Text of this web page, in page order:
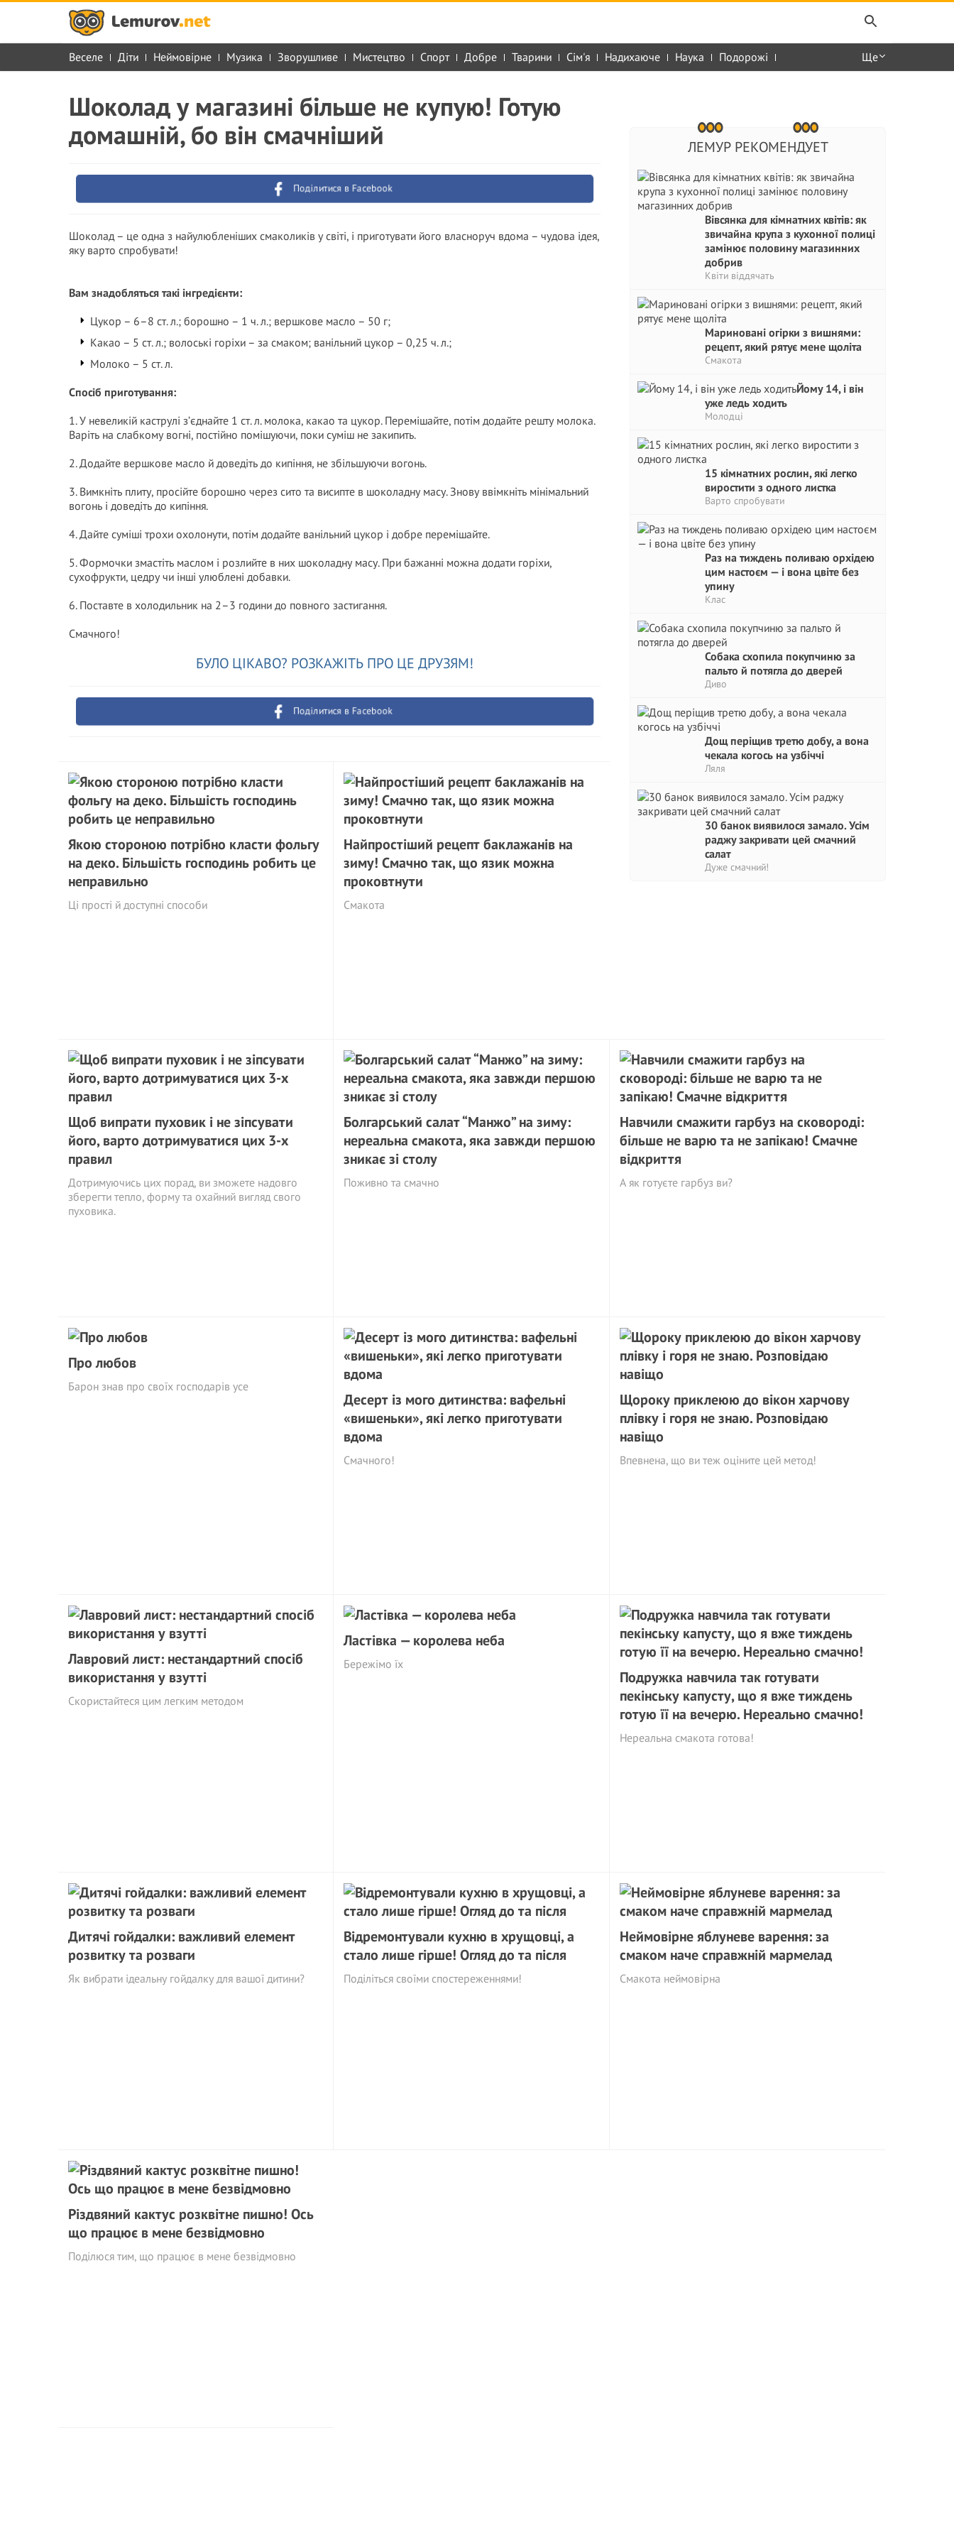
Веселе Діти Неймовірне Музика Зворушливе Мистецтво Спорт Добре Тварини Сім'я Надихаюче Наука Подорожі Ще
ЛЕМУР РЕКОМЕНДУЕТ
Вівсянка для кімнатних квітів: як
звичайна крупа з кухонної полиці
замінює половину магазинних
добрив
Квіти віддячать
Мариновані огірки з вишнями:
рецепт, який рятує мене щоліта
Смакота
Йому 14, і він
уже ледь ходить
Молодці
15 кімнатних рослин, які легко
виростити з одного листка
Варто спробувати
Раз на тиждень поливаю орхідею
цим настоєм — і вона цвіте без
упину
Клас
Собака схопила покупчиню за
пальто й потягла до дверей
Диво
Дощ періщив третю добу, а вона
чекала когось на узбіччі
Ляля
30 банок виявилося замало. Усім
раджу закривати цей смачний
салат
Дуже смачний!
Шоколад у магазині більше не купую! Готую
домашній, бо він смачніший
Поділитися в Facebook
Шоколад – це одна з найулюбленіших смаколиків у світі, і приготувати його власноруч вдома – чудова ідея,
яку варто спробувати!
Вам знадобляться такі інгредієнти:
Цукор – 6–8 ст. л.; борошно – 1 ч. л.; вершкове масло – 50 г;
Какао – 5 ст. л.; волоські горіхи – за смаком; ванільний цукор – 0,25 ч. л.;
Молоко – 5 ст. л.
Спосіб приготування:
1. У невеликій каструлі з’єднайте 1 ст. л. молока, какао та цукор. Перемішайте, потім додайте решту молока.
Варіть на слабкому вогні, постійно помішуючи, поки суміш не закипить.
2. Додайте вершкове масло й доведіть до кипіння, не збільшуючи вогонь.
3. Вимкніть плиту, просійте борошно через сито та висипте в шоколадну масу. Знову ввімкніть мінімальний
вогонь і доведіть до кипіння.
4. Дайте суміші трохи охолонути, потім додайте ванільний цукор і добре перемішайте.
5. Формочки змастіть маслом і розлийте в них шоколадну масу. При бажанні можна додати горіхи,
сухофрукти, цедру чи інші улюблені добавки.
6. Поставте в холодильник на 2–3 години до повного застигання.
Смачного!
БУЛО ЦІКАВО? РОЗКАЖІТЬ ПРО ЦЕ ДРУЗЯМ!
Поділитися в Facebook
Якою стороною потрібно класти фольгу
на деко. Більшість господинь робить це
неправильно
Ці прості й доступні способи
Найпростіший рецепт баклажанів на
зиму! Смачно так, що язик можна
проковтнути
Смакота
Щоб випрати пуховик і не зіпсувати
його, варто дотримуватися цих 3-х
правил
Дотримуючись цих порад, ви зможете надовго
зберегти тепло, форму та охайний вигляд свого
пуховика.
Болгарський салат “Манжо” на зиму:
нереальна смакота, яка завжди першою
зникає зі столу
Поживно та смачно
Навчили смажити гарбуз на сковороді:
більше не варю та не запікаю! Смачне
відкриття
А як готуєте гарбуз ви?
Про любов
Барон знав про своїх господарів усе
Десерт із мого дитинства: вафельні
«вишеньки», які легко приготувати
вдома
Смачного!
Щороку приклеюю до вікон харчову
плівку і горя не знаю. Розповідаю
навіщо
Впевнена, що ви теж оціните цей метод!
Лавровий лист: нестандартний спосіб
використання у взутті
Скористайтеся цим легким методом
Ластівка — королева неба
Бережімо їх
Подружка навчила так готувати
пекінську капусту, що я вже тиждень
готую її на вечерю. Нереально смачно!
Нереальна смакота готова!
Дитячі гойдалки: важливий елемент
розвитку та розваги
Як вибрати ідеальну гойдалку для вашої дитини?
Відремонтували кухню в хрущовці, а
стало лише гірше! Огляд до та після
Поділіться своїми спостереженнями!
Неймовірне яблуневе варення: за
смаком наче справжній мармелад
Смакота неймовірна
Різдвяний кактус розквітне пишно! Ось
що працює в мене безвідмовно
Поділюся тим, що працює в мене безвідмовно